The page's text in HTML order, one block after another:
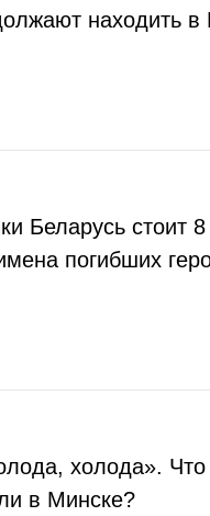
находить в
Беларусь стоит
погибших
холода».
в Минске?